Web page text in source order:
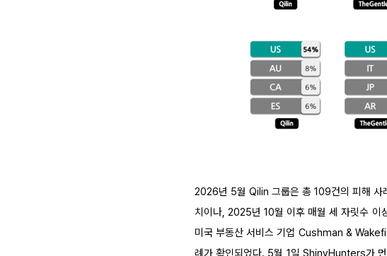
2026년 5월 Qilin 그룹은 총 109건의 피해 사
치이나, 2025년 10월 이후 매월 세 자릿수 이
미국 부동산 서비스 기업 Cushman &
례가 확인되었다. 5월 1일 ShinyHunters가